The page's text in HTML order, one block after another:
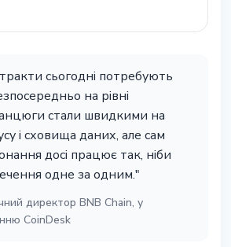
сьогодні потребують
на рівні
стали швидкими на
і сховища даних, але сам
досі працює так, ніби
одне за одним."
директор BNB Chain, у
CoinDesk